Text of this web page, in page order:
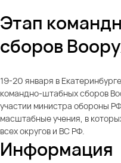
Этап
сборов
19-20 января в
командно-штабных сборов
участии министра обороны
масштабные учения, в
всех округов и ВС РФ.
Информация